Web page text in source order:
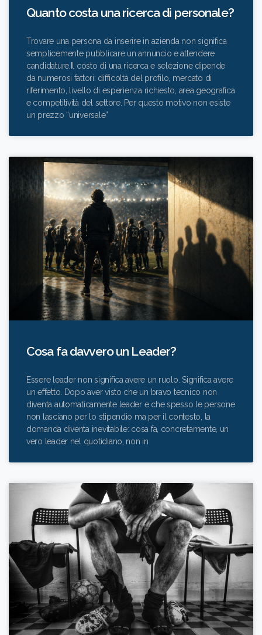
Quanto costa una ricerca di personale?
Trovare una persona da inserire in azienda non significa
semplicemente pubblicare un annuncio e attendere
candidature.Il costo di una ricerca e selezione dipende
da numerosi fattori: difficoltà del profilo, mercato di
riferimento, livello di esperienza richiesto, area geografica
e competitività del settore. Per questo motivo non esiste
un prezzo “universale”
Cosa fa davvero un Leader?
Essere leader non significa avere un ruolo. Significa avere
un effetto. Dopo aver visto che un bravo tecnico non
diventa automaticamente leader e che spesso le persone
non lasciano per lo stipendio ma per il contesto, la
domanda diventa inevitabile: cosa fa, concretamente, un
vero leader nel quotidiano, non in